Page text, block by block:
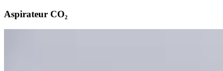
Aspirateur CO₂